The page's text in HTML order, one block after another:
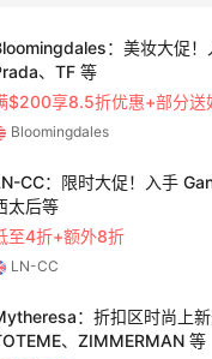
：美妆大促！
、TF 等
$200享8.5折优惠+部分送
Bloomingdales
CC：限时大促！入手
太后等
至4折+额外8折
LN-CC
：折扣区时尚上
、ZIMMERMAN 等